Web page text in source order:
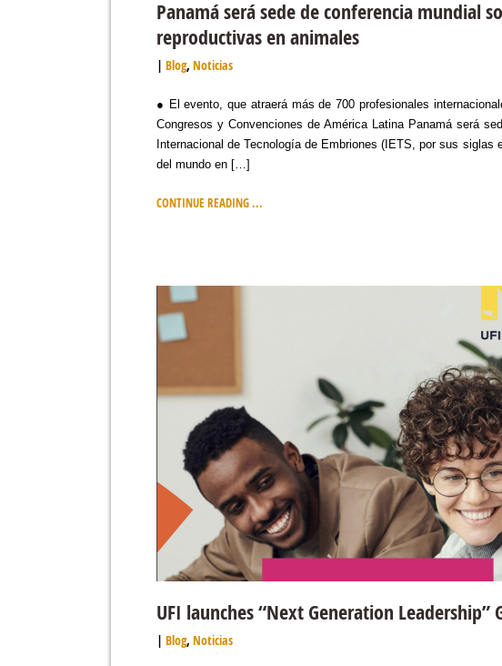
Panamá será sede de conferencia mundial
reproductivas en animales
Blog, Noticias
● El evento, que atraerá más de 700 profesionales
Congresos y Convenciones de América Latina Panamá será
Internacional de Tecnología de Embriones (IETS, por sus
del mundo en […]
CONTINUE READING ...
UFI launches “Next Generation
Blog, Noticias